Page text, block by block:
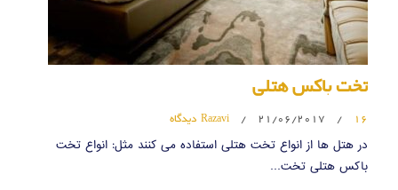
تخت باکس هتلی
Razavi / 21/06/2017 / 16 دیدگاه
در هتل ها از انواع تخت هتلی استفاده می کنند مثل: انواع تخت
باکس هتلی تخت…